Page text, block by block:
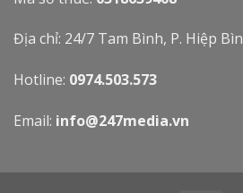
Địa chỉ: 24/7 Tam Bình, P. Hiệp
Hotline: 0974.503.573
Email: info@247media.vn